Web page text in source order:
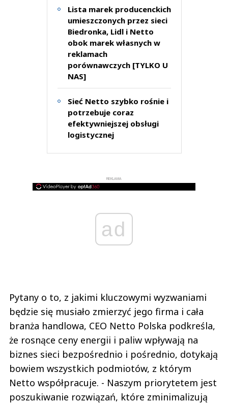
Lista marek producenckich
umieszczonych przez sieci
Biedronka, Lidl i Netto
obok marek własnych w
reklamach
porównawczych [TYLKO U
NAS]
Sieć Netto szybko rośnie i
potrzebuje coraz
efektywniejszej obsługi
logistycznej
REKLAMA
ad
Pytany o to, z jakimi kluczowymi wyzwaniami
będzie się musiało zmierzyć jego firma i cała
branża handlowa, CEO Netto Polska podkreśla,
że rosnące ceny energii i paliw wpływają na
biznes sieci bezpośrednio i pośrednio, dotykają
bowiem wszystkich podmiotów, z którym
Netto współpracuje. - Naszym priorytetem jest
poszukiwanie rozwiązań, które zminimalizują